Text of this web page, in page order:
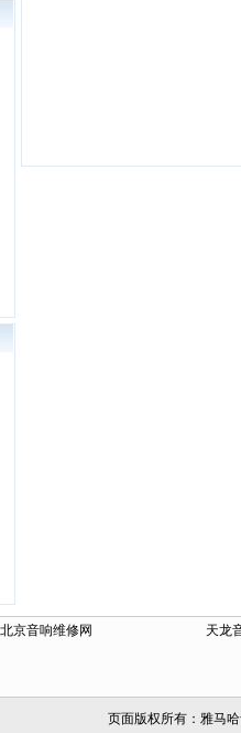
北京音响维修网 天龙
页面版权所有：雅马